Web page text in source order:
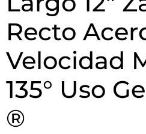
Recto
Velocidad
135° Uso
®